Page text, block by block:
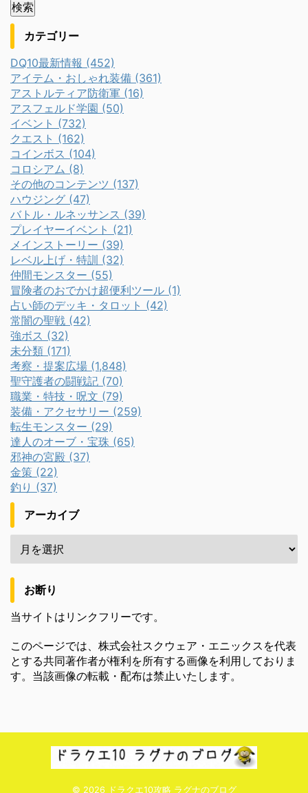
カテゴリー
DQ10最新情報 (452)
アイテム・おしゃれ装備 (361)
アストルティア防衛軍 (16)
アスフェルド学園 (50)
イベント (732)
クエスト (162)
コインボス (104)
コロシアム (8)
その他のコンテンツ (137)
ハウジング (47)
バトル・ルネッサンス (39)
プレイヤーイベント (21)
メインストーリー (39)
レベル上げ・特訓 (32)
仲間モンスター (55)
冒険者のおでかけ超便利ツール (1)
占い師のデッキ・タロット (42)
常闇の聖戦 (42)
強ボス (32)
未分類 (171)
考察・提案広場 (1,848)
聖守護者の闘戦記 (70)
職業・特技・呪文 (79)
装備・アクセサリー (259)
転生モンスター (29)
達人のオーブ・宝珠 (65)
邪神の宮殿 (37)
金策 (22)
釣り (37)
アーカイブ
お断り
当サイトはリンクフリーです。
このページでは、株式会社スクウェア・エニックスを代表
とする共同著作者が権利を所有する画像を利用しておりま
す。当該画像の転載・配布は禁止いたします。
© 2026 ドラクエ10攻略 ラグナのブログ